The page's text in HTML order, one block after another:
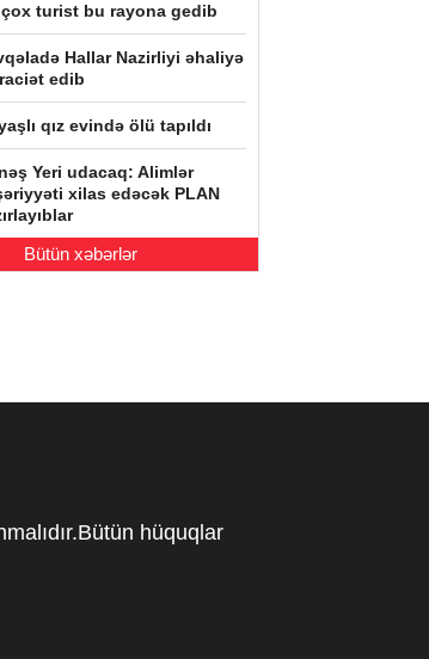
turist bu rayona gedib
Hallar Nazirliyi əhaliyə
edib
qız evində ölü tapıldı
Yeri udacaq: Alimlər
xilas edəcək PLAN
Bütün xəbərlər
hüquqlar